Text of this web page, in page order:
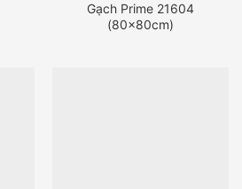
Gạch Prime 21604
(80x80cm)